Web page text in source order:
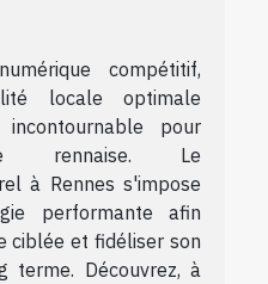
compétitif,
locale optimale
pour
rennaise. Le
à Rennes s'impose
performante afin
ciblée et fidéliser son
terme. Découvrez, à